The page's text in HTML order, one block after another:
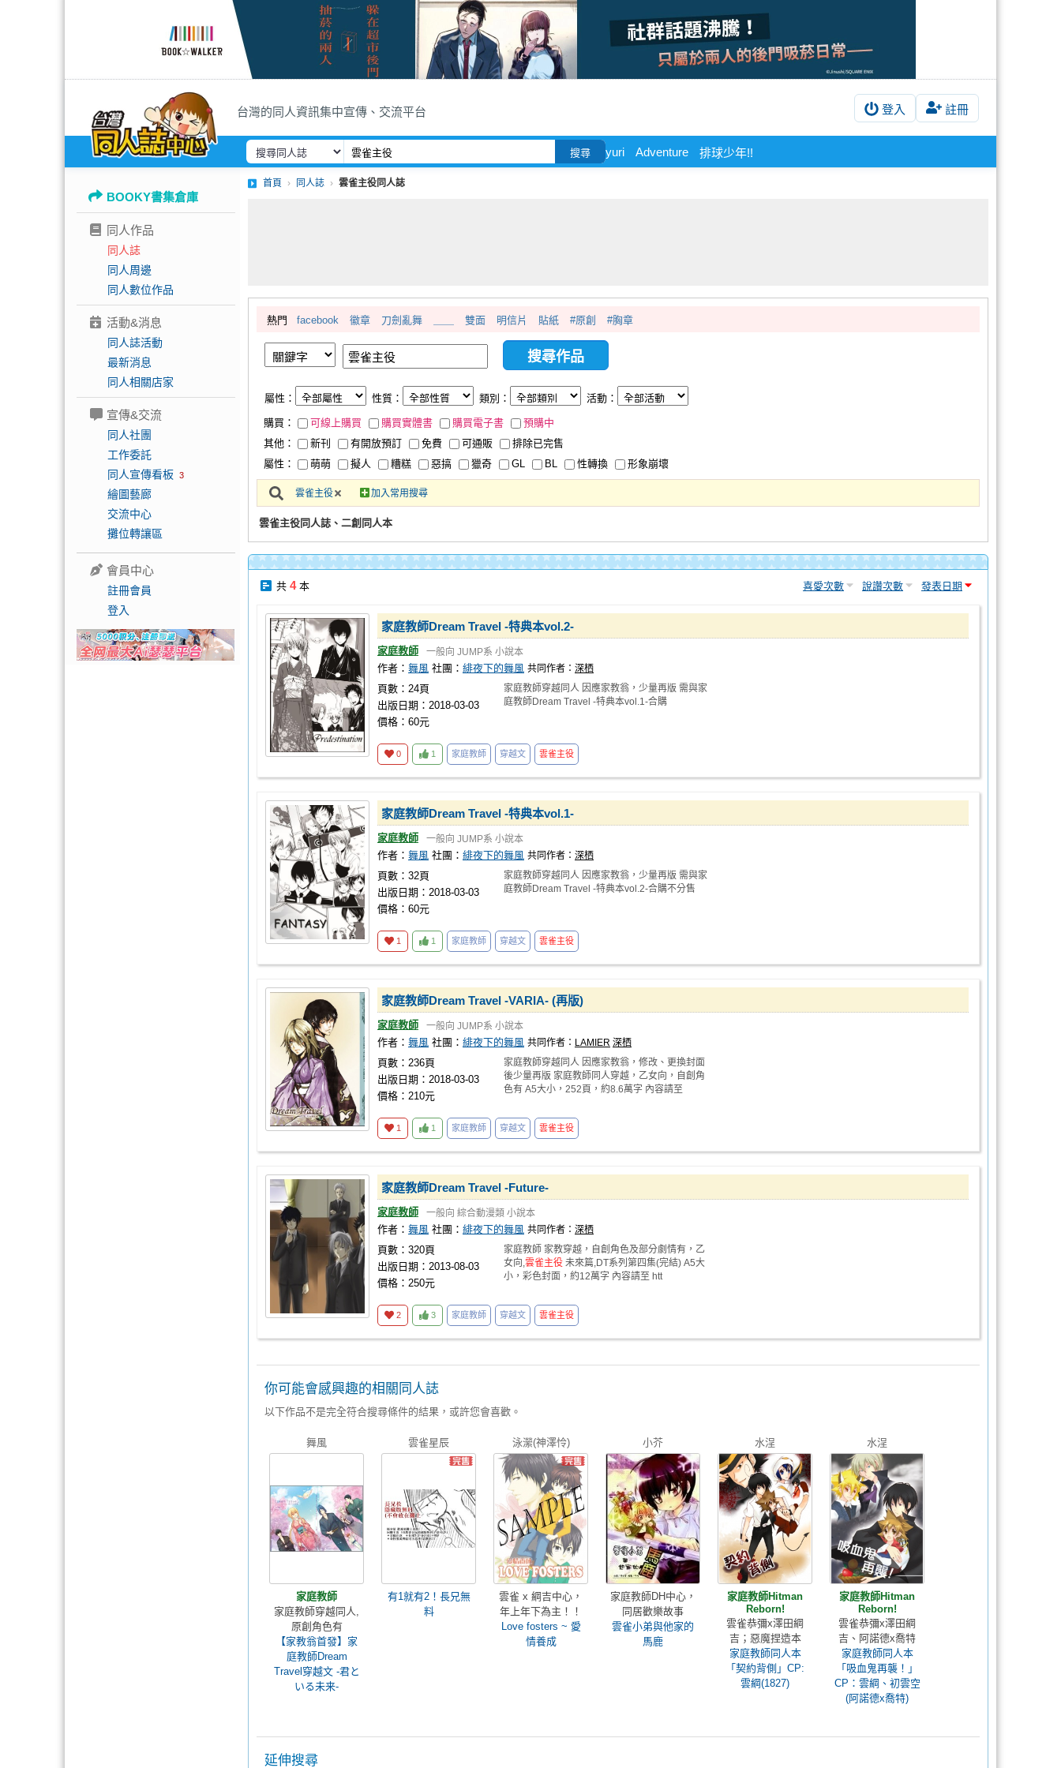
台灣的同人資訊集中宣傳、交流平台 登入 註冊
搜尋 yuri Adventure 排球少年!!
BOOKY書集倉庫
同人作品
同人誌
同人周邊
同人數位作品
活動&消息
同人誌活動
最新消息
同人相關店家
宣傳&交流
同人社團
工作委託
同人宣傳看板 3
繪圖藝廊
交流中心
攤位轉讓區
會員中心
註冊會員
登入
首頁 同人誌 雲雀主役同人誌
熱門 facebook 徽章 刀劍亂舞 雙面 明信片 貼紙 #原創 #胸章
屬性： 性質： 類別： 活動：
購買： 可線上購買 購買實體書 購買電子書
預購中
其他：
新刊 有開放預訂 免費 可通販
排除已完售
屬性：
萌萌 擬人 糟糕 惡搞 獵奇 GL BL 性轉換 形象崩壞
雲雀主役 加入常用搜尋
雲雀主役同人誌、二創同人本
共 4本 喜愛次數 說讚次數 發表日期
家庭教師Dream Travel -特典本vol.2-
家庭教師 一般向 JUMP系 小說本
作者： 舞風 社團： 緋夜下的舞風 共同作者： 深栖
頁數：24頁
出版日期：2018-03-03
價格：60元
家庭教師穿越同人 因應家教翁，少量再版 需與家
庭教師Dream Travel -特典本vol.1-合購
0 1 家庭教師 穿越文 雲雀主役
家庭教師Dream Travel -特典本vol.1-
家庭教師 一般向 JUMP系 小說本
作者： 舞風 社團： 緋夜下的舞風 共同作者： 深栖
頁數：32頁
出版日期：2018-03-03
價格：60元
家庭教師穿越同人 因應家教翁，少量再版 需與家
庭教師Dream Travel -特典本vol.2-合購不分售
1 1 家庭教師 穿越文 雲雀主役
家庭教師Dream Travel -VARIA- (再版)
家庭教師 一般向 JUMP系 小說本
作者： 舞風 社團： 緋夜下的舞風 共同作者： LAMIER 深栖
頁數：236頁
出版日期：2018-03-03
價格：210元
家庭教師穿越同人 因應家教翁，修改、更換封面
後少量再版 家庭教師同人穿越，乙女向，自創角
色有 A5大小，252頁，約8.6萬字 內容請至
1 1 家庭教師 穿越文 雲雀主役
家庭教師Dream Travel -Future-
家庭教師 一般向 綜合動漫類 小說本
作者： 舞風 社團： 緋夜下的舞風 共同作者： 深栖
頁數：320頁
出版日期：2013-08-03
價格：250元
家庭教師 家教穿越，自創角色及部分劇情有，乙
女向,雲雀主役 未來篇,DT系列第四集(完結) A5大
小，彩色封面，約12萬字 內容請至 htt
2 3 家庭教師 穿越文 雲雀主役
你可能會感興趣的相關同人誌
以下作品不是完全符合搜尋條件的結果，或許您會喜歡。
舞風
家庭教師
家庭教師穿越同人,
原創角色有
【家教翁首發】家
庭教師Dream
Travel穿越文 -君と
いる未来-
雲雀星辰
有1就有2！長兄無
料
泳瀠(神澤怜)
雲雀 x 綱吉中心，
年上年下為主！！
Love fosters ~ 愛
情養成
小芥
家庭教師DH中心，
同居歡樂故事
雲雀小弟與他家的
馬鹿
水浧
家庭教師Hitman
Reborn!
雲雀恭彌x澤田綱
吉；惡魔捏造本
家庭教師同人本
「契約背側」CP:
雲綱(1827)
水浧
家庭教師Hitman
Reborn!
雲雀恭彌x澤田綱
吉、阿諾德x喬特
家庭教師同人本
「吸血鬼再襲！」
CP：雲綱、初雲空
(阿諾德x喬特)
延伸搜尋